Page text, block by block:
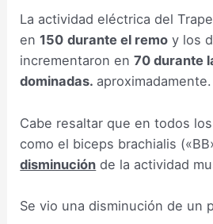
La actividad eléctrica del
en150 durante el remo y los
incrementaron en70 durante
dominadas. aproximadamente.
Cabe resaltar que en todos
como el biceps brachialis
disminución de la actividad
Se vio una disminución de un